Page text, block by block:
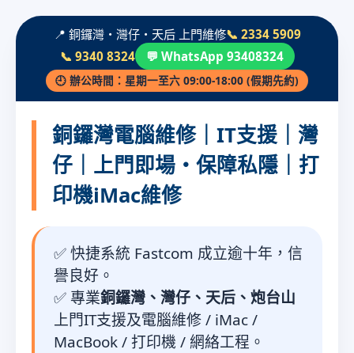
📍 銅鑼灣・灣仔・天后 上門維修📞 2334 5909
📞 9340 8324
💬 WhatsApp 93408324
🕘 辦公時間：星期一至六 09:00-18:00 (假期先約)
銅鑼灣電腦維修｜IT支援｜灣
仔｜上門即場・保障私隱｜打
印機iMac維修
✅ 快捷系統 Fastcom 成立逾十年，信
譽良好。
✅ 專業銅鑼灣、灣仔、天后、炮台山
上門IT支援及電腦維修 / iMac /
MacBook / 打印機 / 網絡工程。